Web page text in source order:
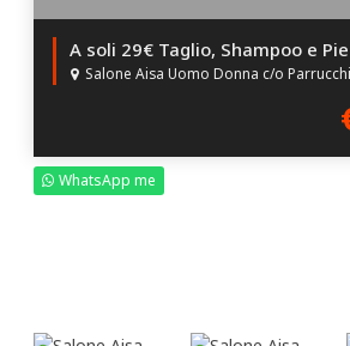
A soli 29€ Taglio, Shampoo e
Salone Aisa Uomo Donna c/o Parrucchieri
WhatsApp me